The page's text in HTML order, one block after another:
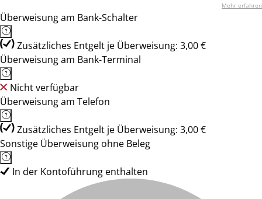
Mehr erfahren
Überweisung am Bank-Schalter
Zusätzliches Entgelt je Überweisung: 3,00 €
Überweisung am Bank-Terminal
Nicht verfügbar
Überweisung am Telefon
Zusätzliches Entgelt je Überweisung: 3,00 €
Sonstige Überweisung ohne Beleg
In der Kontoführung enthalten